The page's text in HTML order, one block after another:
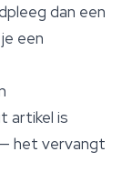
dan een
een
artikel is
het vervangt